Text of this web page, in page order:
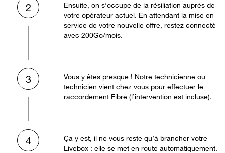
2
Ensuite, on s’occupe de la résiliation auprès de
votre opérateur actuel. En attendant la mise en
service de votre nouvelle offre, restez connecté
avec 200Go/mois.
3
Vous y êtes presque ! Notre technicienne ou
technicien vient chez vous pour effectuer le
raccordement Fibre (l’intervention est incluse).
4
Ça y est, il ne vous reste qu’à brancher votre
Livebox : elle se met en route automatiquement.